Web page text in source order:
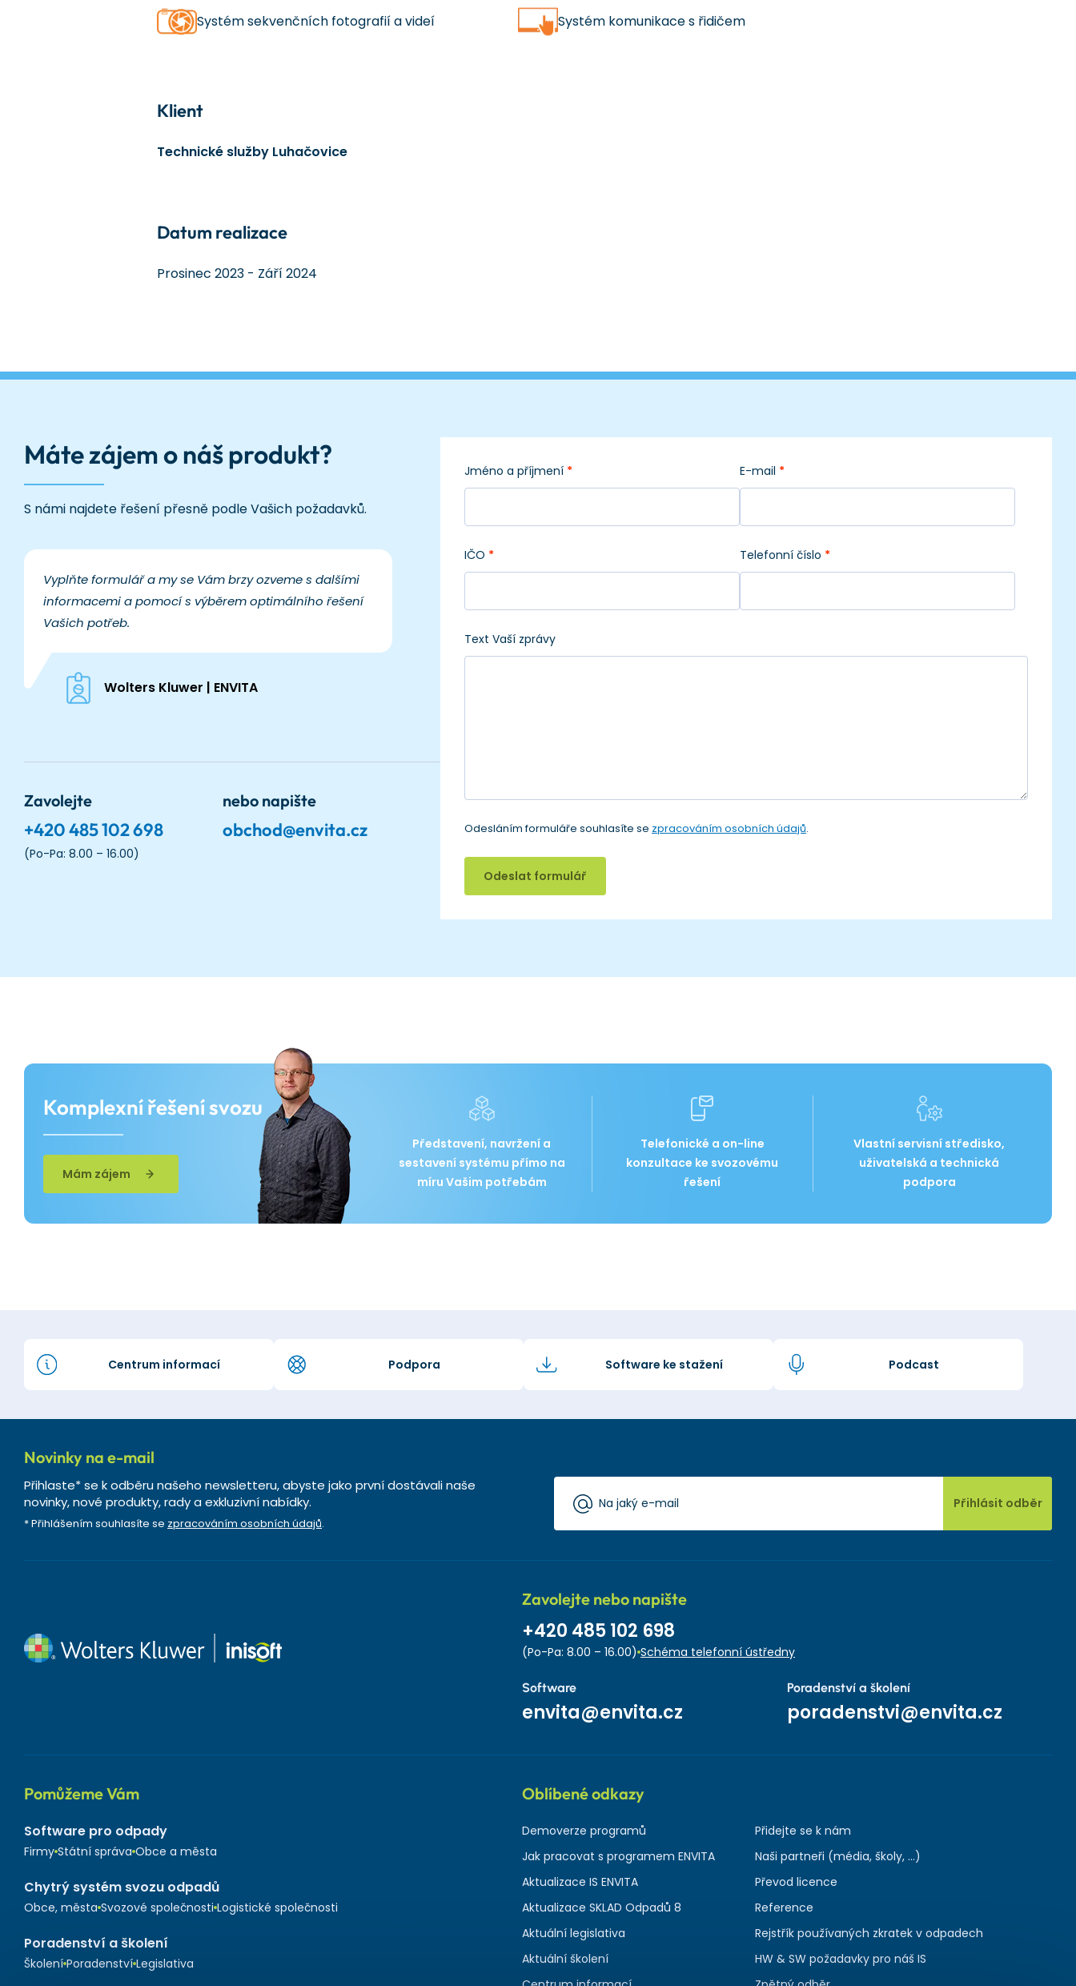
Systém sekvenčních fotografií a videí Systém komunikace s řidičem
Klient
Technické služby Luhačovice
Datum realizace
Prosinec 2023 - Září 2024
Máte zájem o náš produkt?
S námi najdete řešení přesně podle Vašich požadavků.
Vyplňte formulář a my se Vám brzy ozveme s dalšími
informacemi a pomocí s výběrem optimálního řešení
Vašich potřeb.
Wolters Kluwer | ENVITA
Zavolejte
+420 485 102 698
(Po-Pa: 8.00 – 16.00)
nebo napište
obchod@envita.cz
Jméno a příjmení * E-mail *
IČO * Telefonní číslo *
Text Vaší zprávy
Odesláním formuláře souhlasíte se zpracováním osobních údajů.
Odeslat formulář
Komplexní řešení svozu
Mám zájem
Představení, navržení a
sestavení systému přímo na
míru Vašim potřebám
Telefonické a on-line
konzultace ke svozovému
řešení
Vlastní servisní středisko,
uživatelská a technická
podpora
Centrum informací Podpora Software ke stažení Podcast
Novinky na e-mail
Přihlaste* se k odběru našeho newsletteru, abyste jako první dostávali naše
novinky, nové produkty, rady a exkluzivní nabídky.
* Přihlášením souhlasíte se zpracováním osobních údajů.
Přihlásit odběr
Zavolejte nebo napište
+420 485 102 698
(Po-Pa: 8.00 – 16.00) Schéma telefonní ústředny
Software
envita@envita.cz
Poradenství a školení
poradenstvi@envita.cz
Pomůžeme Vám
Software pro odpady
Firmy Státní správa Obce a města
Chytrý systém svozu odpadů
Obce, města Svozové společnosti Logistické společnosti
Poradenství a školení
Školení Poradenství Legislativa
Oblíbené odkazy
Demoverze programů
Jak pracovat s programem ENVITA
Aktualizace IS ENVITA
Aktualizace SKLAD Odpadů 8
Aktuální legislativa
Aktuální školení
Přidejte se k nám
Naši partneři (média, školy, ...)
Převod licence
Reference
Rejstřík používaných zkratek v odpadech
HW & SW požadavky pro náš IS